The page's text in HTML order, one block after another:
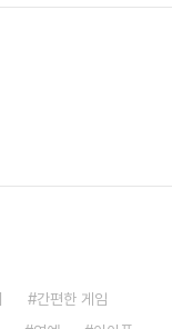
간편한 게임